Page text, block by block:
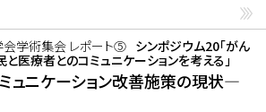
学術集会 レポート⑤ シンポジウム20「がん
医療者とのコミュニケーションを考える」
ュニケーション改善施策の現状―